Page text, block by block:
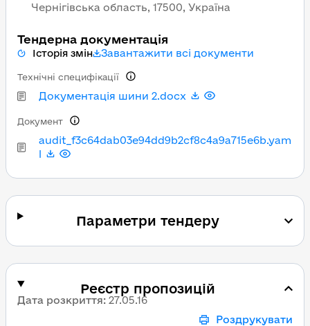
Чернігівська область, 17500, Україна
Тендерна документація
Історія змін Завантажити всі документи
Документація шини 2.docx
Технічні специфікації
audit_f3c64dab03e94dd9b2cf8c4a9a715e6b.yam
l
Документ
Параметри тендеру
Реєстр пропозицій
Дата розкриття: 27.05.16
Роздрукувати